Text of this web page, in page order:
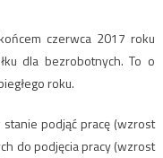
czerwca 2017 roku
dla bezrobotnych. To o
roku.
podjąć pracę (wzrost
do podjęcia pracy (wzrost